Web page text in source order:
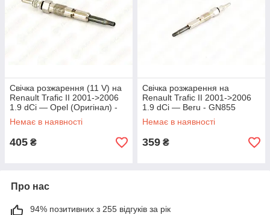
Свічка розжарення (11 V) на
Renault Trafic II 2001->2006
1.9 dCi — Opel (Оригінал) -
95508494
Немає в наявності
405 ₴
Свічка розжарення на
Renault Trafic II 2001->2006
1.9 dCi — Beru - GN855
Немає в наявності
359 ₴
Про нас
94% позитивних з 255 відгуків за рік